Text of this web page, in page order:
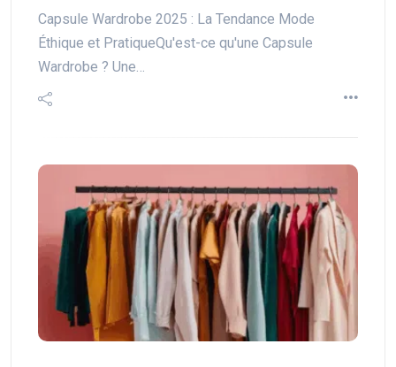
Capsule Wardrobe 2025 : La Tendance Mode
Éthique et PratiqueQu'est-ce qu'une Capsule
Wardrobe ? Une…